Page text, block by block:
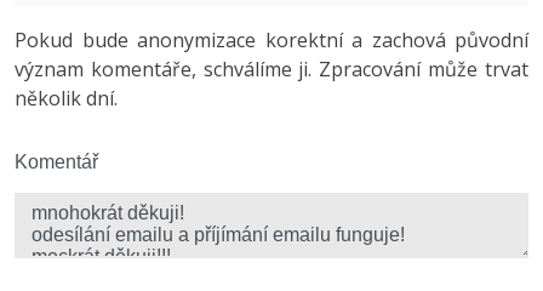
WordPress specialista
Umělá inteligence (AI) -10%
Fórum
Windows
Kybernetická bezpečnost
Fórum
Pokud bude anonymizace korektní a zachová původní
význam komentáře, schválíme ji. Zpracování může trvat
několik dní.
Komentář